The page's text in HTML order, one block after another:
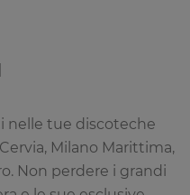
nelle tue discoteche
Milano Marittima,
Non perdere i grandi